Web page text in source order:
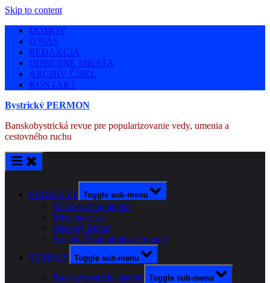
Skip to content
DOMOV
O NÁS
REDAKCIA
ODBERNÉ MIESTA
ARCHÍV ČÍSEL
KONTAKT
Bystrický PERMON
Banskobystrická revue pre popularizovanie vedy, umenia a
cestovného ruchu
PROJEKTY Toggle sub-menu
Náučný chodník BP
Medená cesta
Medený hámor
Projekt: Špaňodolinské granty
SERIÁLY Toggle sub-menu
Banskobystrickí zlatníci Toggle sub-menu